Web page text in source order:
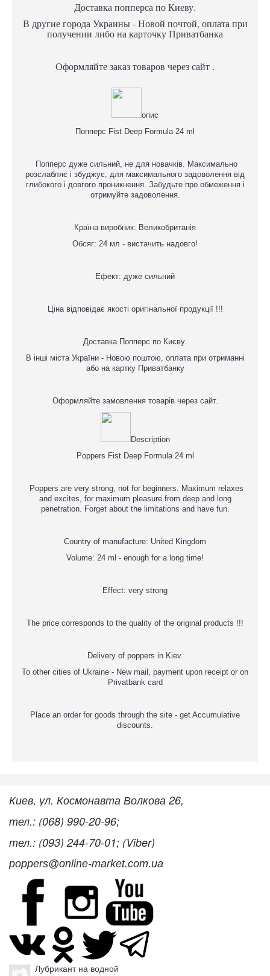
Доставка попперса по Киеву.
В другие города Украины - Новой почтой, оплата при
получении либо на карточку Приватбанка
Оформляйте заказ товаров через сайт .
опис
Попперс Fist Deep Formula 24 ml
Попперс дуже сильний, не для новачків. Максимально
розслабляє і збуджує, для максимального задоволення від
глибокого і довгого проникнення. Забудьте про обмеження і
отримуйте задоволення.
Країна виробник: Великобританія
Обсяг: 24 мл - вистачить надовго!
Ефект: дуже сильний
Ціна відповідає якості оригінальної продукції !!!
Доставка Попперс по Києву.
В інші міста України - Новою поштою, оплата при отриманні
або на картку Приватбанку
Оформляйте замовлення товарів через сайт.
Description
Poppers Fist Deep Formula 24 ml
Poppers are very strong, not for beginners. Maximum relaxes
and excites, for maximum pleasure from deep and long
penetration. Forget about the limitations and have fun.
Country of manufacture: United Kingdom
Volume: 24 ml - enough for a long time!
Effect: very strong
The price corresponds to the quality of the original products !!!
Delivery of poppers in Kiev.
To other cities of Ukraine - New mail, payment upon receipt or on
Privatbank card
Place an order for goods through the site - get Accumulative
discounts.
Киев, ул. Космонавта Волкова 26,
тел.: (068) 990-20-96;
тел.: (093) 244-70-01; (Viber)
poppers@online-market.com.ua
Лубрикант на водной